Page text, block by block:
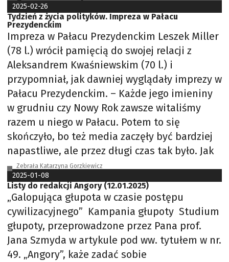
2025-02-26
Tydzień z życia polityków. Impreza w Pałacu
Prezydenckim
Impreza w Pałacu Prezydenckim Leszek Miller
(78 l.) wrócił pamięcią do swojej relacji z
Aleksandrem Kwaśniewskim (70 l.) i
przypomniał, jak dawniej wyglądały imprezy w
Pałacu Prezydenckim. – Każde jego imieniny
w grudniu czy Nowy Rok zawsze witaliśmy
razem u niego w Pałacu. Potem to się
skończyło, bo też media zaczęły być bardziej
napastliwe, ale przez długi czas tak było. Jak
Zebrała Katarzyna Gorzkiewicz
2025-01-08
Listy do redakcji Angory (12.01.2025)
„Galopująca głupota w czasie postępu
cywilizacyjnego” Kampania głupoty Studium
głupoty, przeprowadzone przez Pana prof.
Jana Szmyda w artykule pod ww. tytułem w nr.
49. „Angory”, każe zadać sobie